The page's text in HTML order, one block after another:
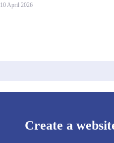
10 April 2026
Create a